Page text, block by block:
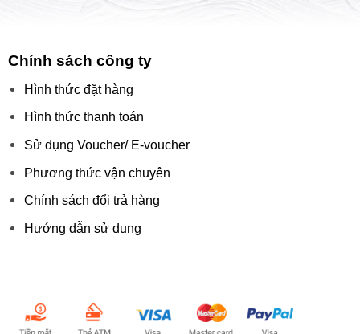
Chính sách công ty
Hình thức đặt hàng
Hình thức thanh toán
Sử dụng Voucher/ E-voucher
Phương thức vận chuyên
Chính sách đổi trả hàng
Hướng dẫn sử dụng